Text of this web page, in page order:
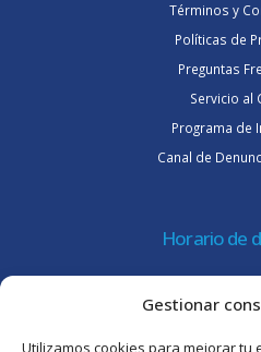
Gestionar
Utilizamos cookies para mejorar tu
Términos y
Políticas de
Preguntas
Servicio al
Programa de
Canal de
Horario de
Viernes 8:30 a